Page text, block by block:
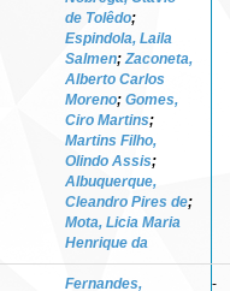
de Tolêdo;
Espindola, Laila
Salmen; Zaconeta,
Alberto Carlos
Moreno; Gomes,
Ciro Martins;
Martins Filho,
Olindo Assis;
Albuquerque,
Cleandro Pires de;
Mota, Licia Maria
Henrique da
Fernandes,
-